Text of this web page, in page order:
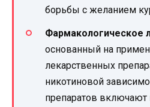
борьбы с желанием
Фармакологическое
основанный на
лекарственных
никотиновой
препаратов включают